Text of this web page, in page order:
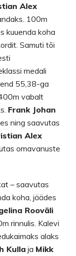
Alex
100m
kuuenda koha
Samuti tõi
medali
end 55,38-ga
vabalt
Frank Johan
ning saavutas
Alex
omavanuste
– saavutas
koha, jäädes
Rooväli
rinnulis. Kalevi
alaks
Kulla ja Mikk